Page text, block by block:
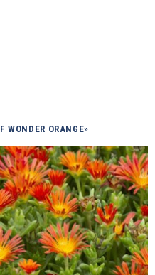
WONDER ORANGE»